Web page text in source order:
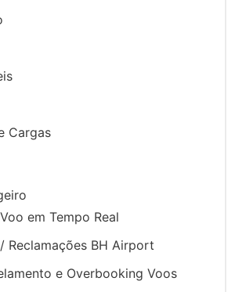
Cargas
em Tempo Real
Reclamações BH Airport
e Overbooking Voos